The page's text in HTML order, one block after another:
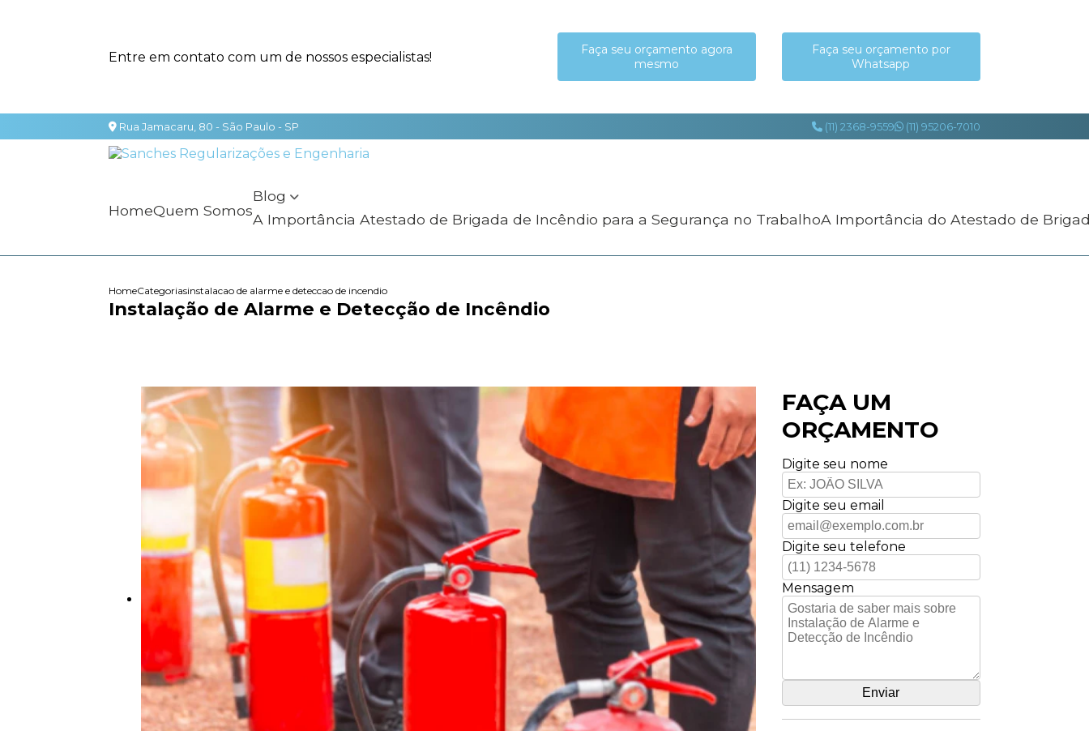
Entre em contato com um de nossos especialistas!
Faça seu orçamento agora
mesmo
Faça seu orçamento por
Whatsapp
Rua Jamacaru, 80 - São Paulo - SP (11) 2368-9559 (11) 95206-7010
Home Quem Somos
Blog
A Importância Atestado de Brigada de Incêndio para a Segurança no Trabalho
A Importância do Atestado de
HomeCategoriasinstalacao de alarme e deteccao de incendio
Instalação de Alarme e Detecção de Incêndio​
FAÇA UM
ORÇAMENTO
Digite seu nome
Digite seu email
Digite seu telefone
Mensagem